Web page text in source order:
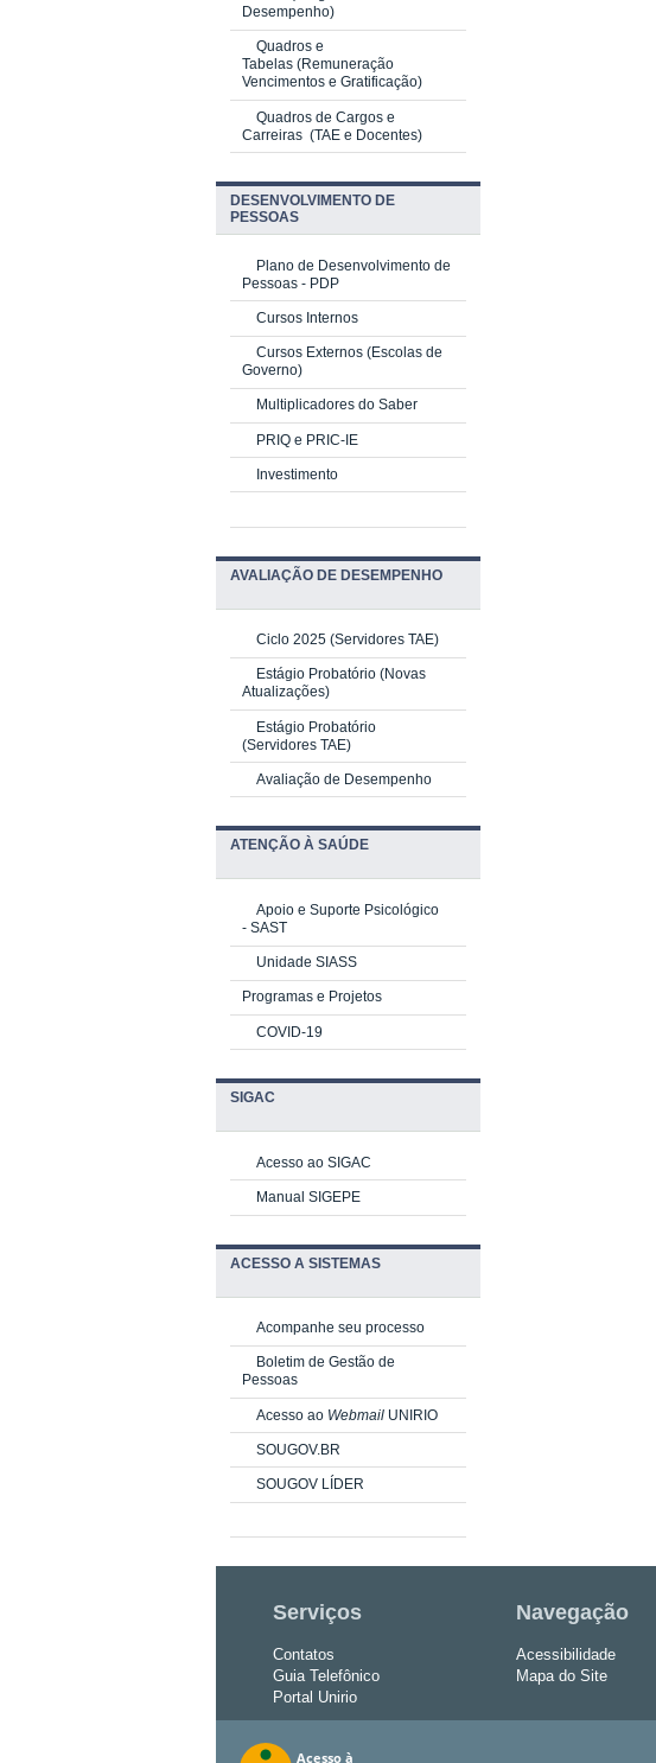
Desempenho)
Quadros e
Tabelas (Remuneração
Vencimentos e Gratificação)
Quadros de Cargos e
Carreiras (TAE e Docentes)
DESENVOLVIMENTO DE
PESSOAS
Plano de Desenvolvimento de
Pessoas - PDP
Cursos Internos
Cursos Externos (Escolas de
Governo)
Multiplicadores do Saber
PRIQ e PRIC-IE
Investimento
AVALIAÇÃO DE DESEMPENHO
Ciclo 2025 (Servidores TAE)
Estágio Probatório (Novas
Atualizações)
Estágio Probatório
(Servidores TAE)
Avaliação de Desempenho
ATENÇÃO À SAÚDE
Apoio e Suporte Psicológico
- SAST
Unidade SIASS
Programas e Projetos
COVID-19
SIGAC
Acesso ao SIGAC
Manual SIGEPE
ACESSO A SISTEMAS
Acompanhe seu processo
Boletim de Gestão de
Pessoas
Acesso ao Webmail UNIRIO
SOUGOV.BR
SOUGOV LÍDER
Serviços
Contatos
Guia Telefônico
Portal Unirio
Navegação
Acessibilidade
Mapa do Site